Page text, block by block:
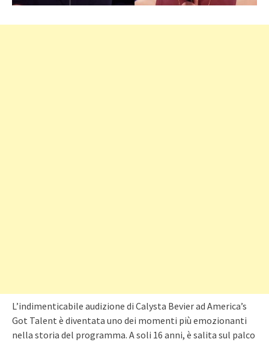
L’indimenticabile audizione di Calysta Bevier ad America’s
Got Talent è diventata uno dei momenti più emozionanti
nella storia del programma. A soli 16 anni, è salita sul palco